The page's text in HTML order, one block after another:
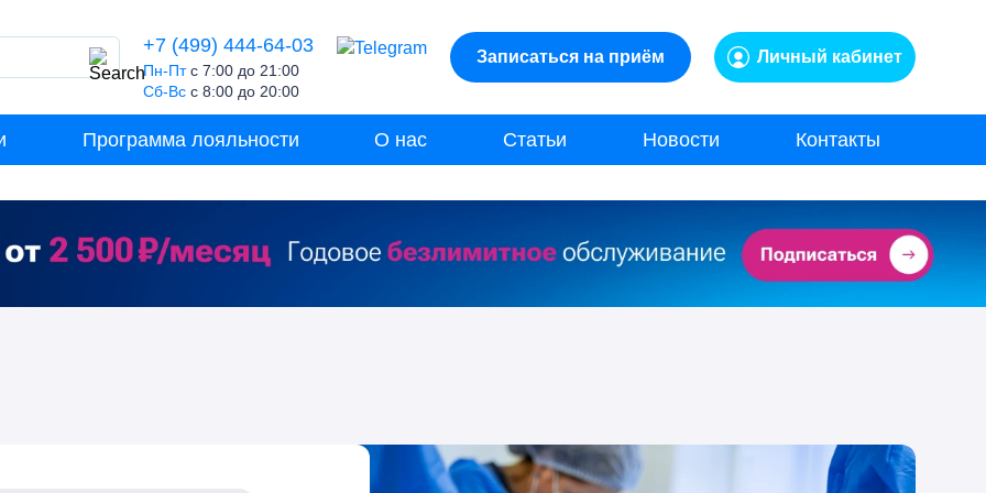
+7 (499) 444-64-03
Пн-Птс 7:00 до 21:00
Сб-Вс с 8:00 до 20:00
Записаться на приём Личный кабинет
Программа лояльности О нас Статьи Новости Контакты